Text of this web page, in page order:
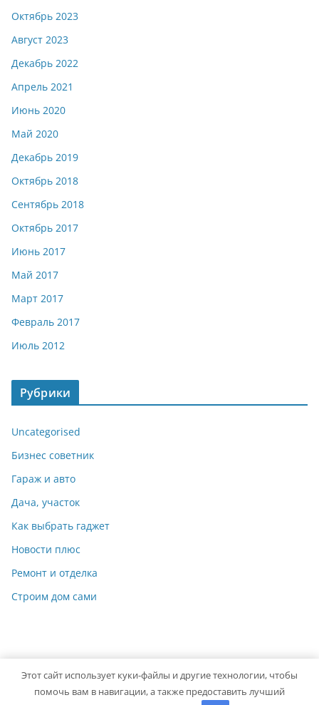
Октябрь 2023
Август 2023
Декабрь 2022
Апрель 2021
Июнь 2020
Май 2020
Декабрь 2019
Октябрь 2018
Сентябрь 2018
Октябрь 2017
Июнь 2017
Май 2017
Март 2017
Февраль 2017
Июль 2012
Рубрики
Uncategorised
Бизнес советник
Гараж и авто
Дача, участок
Как выбрать гаджет
Новости плюс
Ремонт и отделка
Строим дом сами
Copyright © 2026 Мастер на Все Руки. Powered byColorMag
Этот сайт использует куки-файлы и другие технологии, чтобы
помочь вам в навигации, а также предоставить лучший